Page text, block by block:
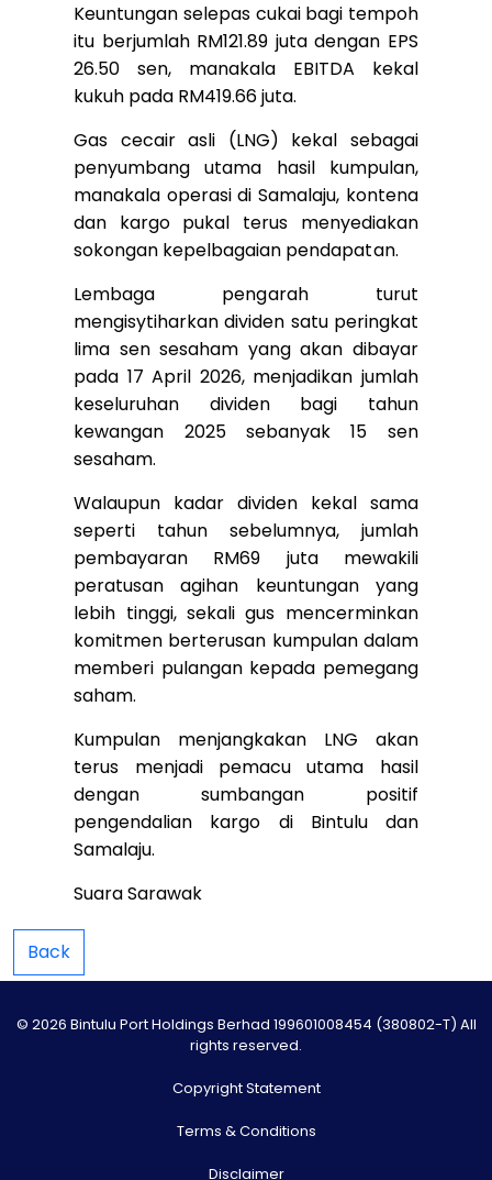
Keuntungan selepas cukai bagi tempoh
itu berjumlah RM121.89 juta dengan EPS
26.50 sen, manakala EBITDA kekal
kukuh pada RM419.66 juta.
Gas cecair asli (LNG) kekal sebagai
penyumbang utama hasil kumpulan,
manakala operasi di Samalaju, kontena
dan kargo pukal terus menyediakan
sokongan kepelbagaian pendapatan.
Lembaga pengarah turut
mengisytiharkan dividen satu peringkat
lima sen sesaham yang akan dibayar
pada 17 April 2026, menjadikan jumlah
keseluruhan dividen bagi tahun
kewangan 2025 sebanyak 15 sen
sesaham.
Walaupun kadar dividen kekal sama
seperti tahun sebelumnya, jumlah
pembayaran RM69 juta mewakili
peratusan agihan keuntungan yang
lebih tinggi, sekali gus mencerminkan
komitmen berterusan kumpulan dalam
memberi pulangan kepada pemegang
saham.
Kumpulan menjangkakan LNG akan
terus menjadi pemacu utama hasil
dengan sumbangan positif
pengendalian kargo di Bintulu dan
Samalaju.
Suara Sarawak
Back
© 2026 Bintulu Port Holdings Berhad 199601008454 (380802-T) All
rights reserved.
Copyright Statement
Terms & Conditions
Disclaimer